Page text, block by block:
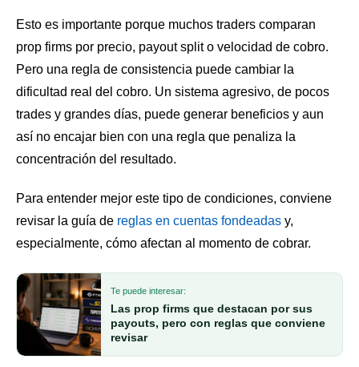
Esto es importante porque muchos traders comparan
prop firms por precio, payout split o velocidad de cobro.
Pero una regla de consistencia puede cambiar la
dificultad real del cobro. Un sistema agresivo, de pocos
trades y grandes días, puede generar beneficios y aun
así no encajar bien con una regla que penaliza la
concentración del resultado.
Para entender mejor este tipo de condiciones, conviene
revisar la guía de reglas en cuentas fondeadas y,
especialmente, cómo afectan al momento de cobrar.
Te puede interesar:
Las prop firms que destacan por sus
payouts, pero con reglas que conviene
revisar